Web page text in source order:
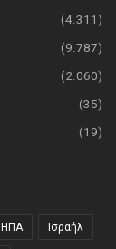
(4.311)
(9.787)
(2.060)
(35)
(19)
ΗΠΑ Ισραήλ